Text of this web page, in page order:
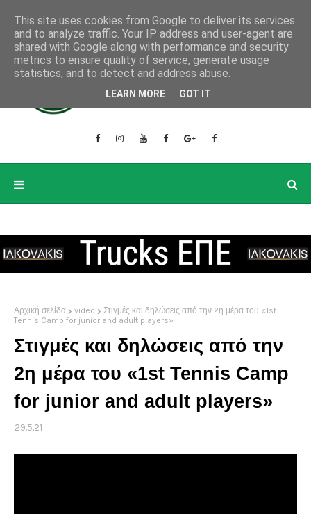
Αρχική σελίδα video
Στιγμές και δηλώσεις από την 2η μέρα του «1st
Tennis Camp for junior and adult players»
Στιγμές και δηλώσεις από την
2η μέρα του «1st Tennis Camp
for junior and adult players»
29.5.21
This site uses cookies from Google to deliver its services
and to analyze traffic. Your IP address and user-agent are
shared with Google along with performance and security
metrics to ensure quality of service, generate usage
statistics, and to detect and address abuse.
LEARN MORE GOT IT